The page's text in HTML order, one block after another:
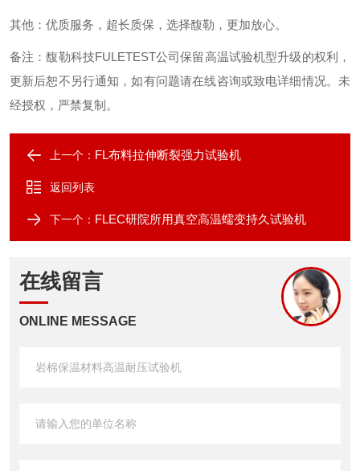
其他：优质服务，超长质保，选择馥勒，更加放心。
备注：馥勒科技FULETEST公司保留高温试验机型升级的权利，
更新后恕不另行通知，如有问题请在线咨询或致电详细情况。未
经授权，严禁复制。
上一个： FL布料拉伸断裂强力试验机
返回列表
下一个： FLEC研院所用真空高温蠕变持久试验机
在线留言
ONLINE MESSAGE